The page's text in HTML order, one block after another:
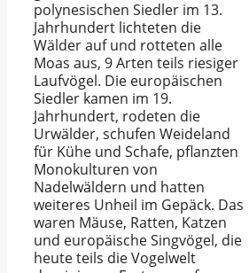
polynesischen Siedler im 13.
Jahrhundert lichteten die
Wälder auf und rotteten alle
Moas aus, 9 Arten teils riesiger
Laufvögel. Die europäischen
Siedler kamen im 19.
Jahrhundert, rodeten die
Urwälder, schufen Weideland
für Kühe und Schafe, pflanzten
Monokulturen von
Nadelwäldern und hatten
weiteres Unheil im Gepäck. Das
waren Mäuse, Ratten, Katzen
und europäische Singvögel, die
heute teils die Vogelwelt